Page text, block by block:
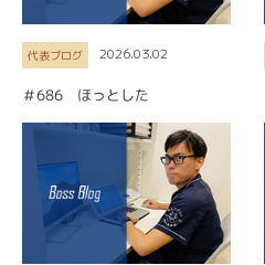
代表ブログ 2026.03.02
＃686 ほっとした